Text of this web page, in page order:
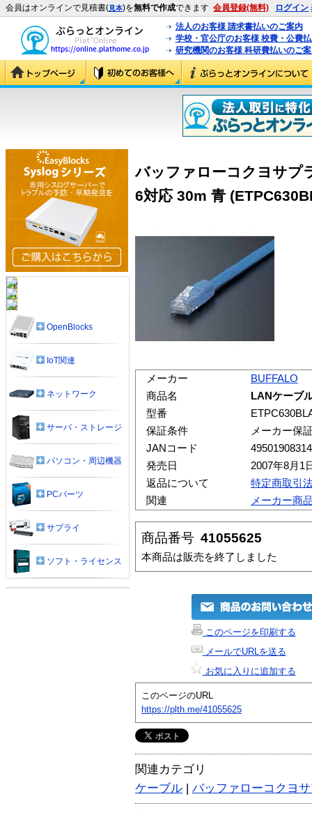
会員はオンラインで見積書(見本)を無料で作成できます 会員登録(無料) ログイン
法人のお客様 請求書払いのご案内
学校・官公庁のお客様 校費・公費
研究機関のお客様 科研費払いのご
バッファローコクヨサプ
6対応 30m 青
メーカー
BUFFALO
商品名
LANケーブ
型番
保証条件
メーカー保
JANコード
発売日
2007年8月1
返品について
特定商取引
関連
メーカー商
商品番号 41055625
本商品は販売を終了しました
このページを印刷する
メールでURLを送る
お気に入りに追加する
このページのURL
https://plth.me/41055625
関連カテゴリ
ケーブル | バッファローコクヨ
OpenBlocks
IoT関連
ネットワーク
サーバ・ストレージ
パソコン・周辺機器
PCパーツ
サプライ
ソフト・ライセンス